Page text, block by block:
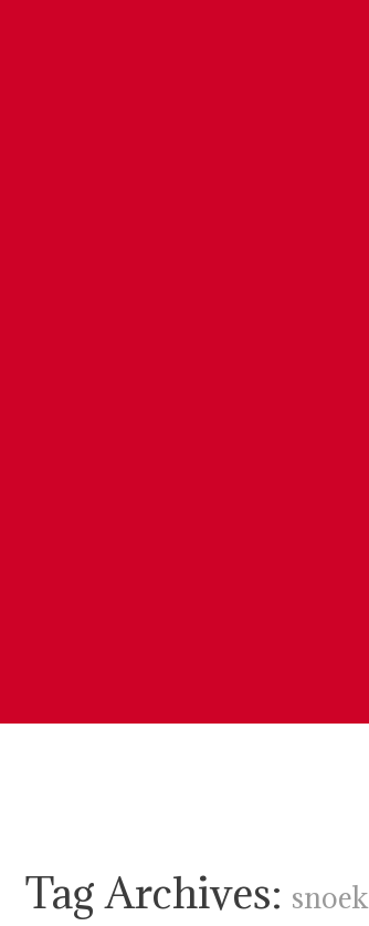
Tag Archives: snoek